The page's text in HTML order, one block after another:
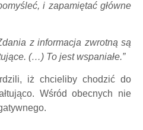
i zapamiętać główne
z informacja zwrotną są
(…) To jest wspaniałe.”
iż chcieliby chodzić do
Wśród obecnych nie